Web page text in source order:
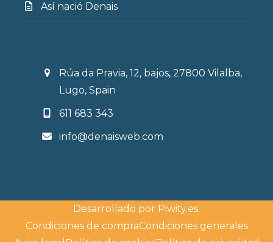
Así nació Denais
Rúa da Pravia, 12, bajos, 27800 Vilalba,
Lugo, Spain
611 683 343
info@denaisweb.com
Desarrollado por Piwity.es.
Condiciones de compraCondiciones generales